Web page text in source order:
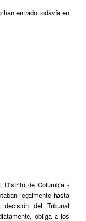
han entrado todavía en
Distrito de Columbia -
legalmente hasta
del Tribunal
obliga a los